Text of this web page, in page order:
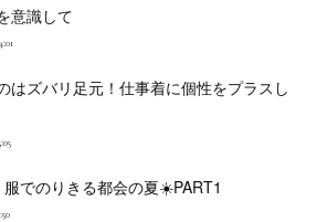
意識して
はズバリ足元！仕事着に個性をプラスし
服でのりきる都会の夏☀️PART1